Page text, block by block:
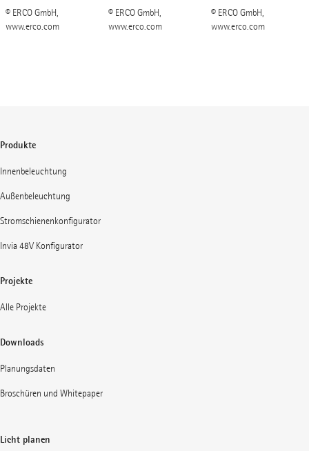
© ERCO GmbH,
www.erco.com
© ERCO GmbH,
www.erco.com
© ERCO GmbH,
www.erco.com
Produkte
Innenbeleuchtung
Außenbeleuchtung
Stromschienenkonfigurator
Invia 48V Konfigurator
Projekte
Alle Projekte
Downloads
Planungsdaten
Broschüren und Whitepaper
Licht planen